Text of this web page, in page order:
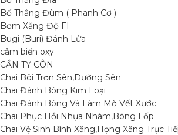
Bố Thắng Đùm ( Phanh Cơ )
Bơm Xăng Độ FI
Bugi (Buri) Đánh Lửa
cảm biến oxy
CẦN TY CÔN
Chai Bôi Trơn Sên,Dưỡng Sên
Chai Đánh Bóng Kim Loại
Chai Đánh Bóng Và Làm Mờ Vết Xước
Chai Phục Hồi Nhựa Nhám,Bóng Lốp
Chai Vệ Sinh Bình Xăng,Họng Xăng Trực